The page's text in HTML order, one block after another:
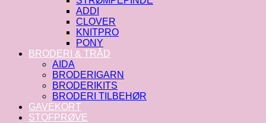
ADDI
CLOVER
KNITPRO
PONY
BRODERI & TRÅD
AIDA
BRODERIGARN
BRODERIKITS
BRODERI TILBEHØR
GAVEKORT
STOFPRØVE